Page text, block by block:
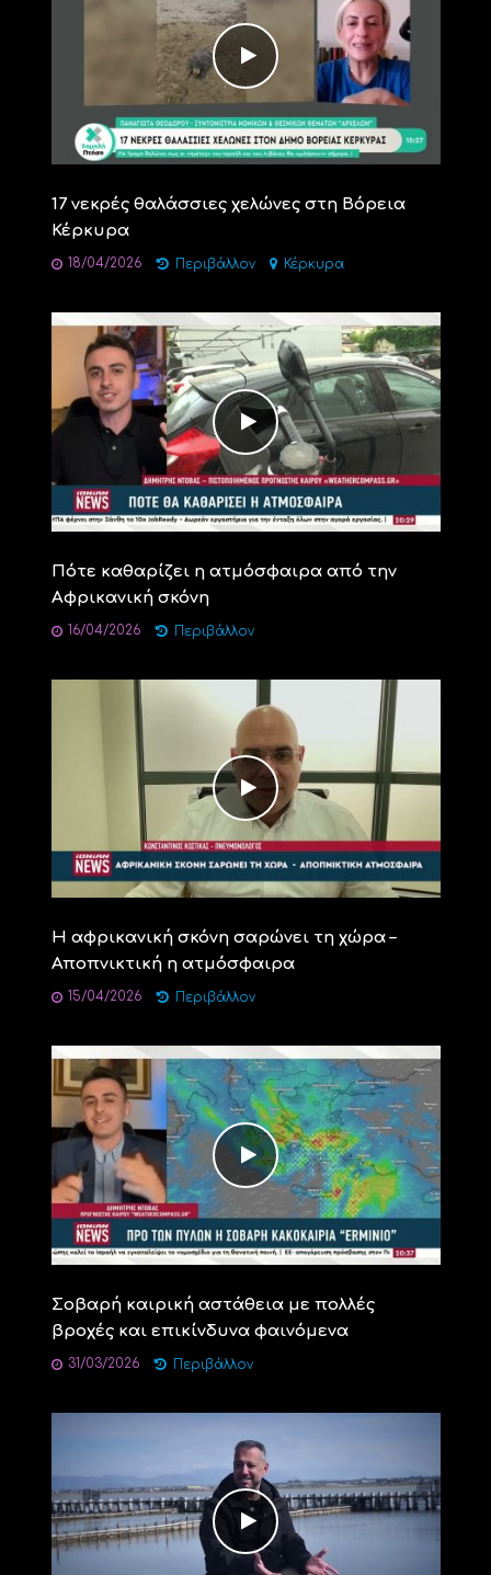
17 νεκρές θαλάσσιες χελώνες στη Βόρεια
Κέρκυρα
18/04/2026 Περιβάλλον Κέρκυρα
Πότε καθαρίζει η ατμόσφαιρα από την
Αφρικανική σκόνη
16/04/2026 Περιβάλλον
Η αφρικανική σκόνη σαρώνει τη χώρα –
Αποπνικτική η ατμόσφαιρα
15/04/2026 Περιβάλλον
Σοβαρή καιρική αστάθεια με πολλές
βροχές και επικίνδυνα φαινόμενα
31/03/2026 Περιβάλλον